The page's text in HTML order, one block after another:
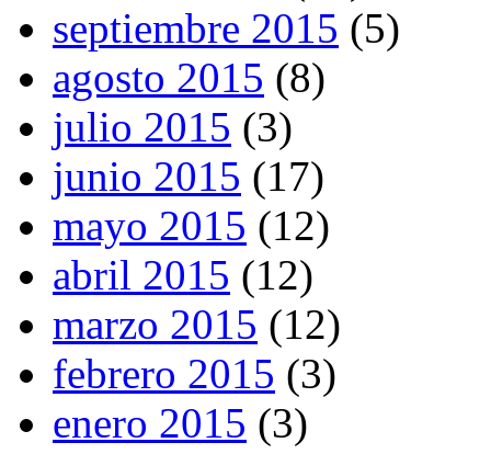
septiembre 2015 (5)
agosto 2015 (8)
julio 2015 (3)
junio 2015 (17)
mayo 2015 (12)
abril 2015 (12)
marzo 2015 (12)
febrero 2015 (3)
enero 2015 (3)